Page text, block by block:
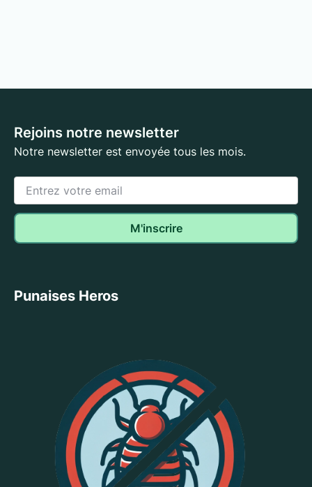
Rejoins notre newsletter
Notre newsletter est envoyée tous les mois.
Punaises Heros